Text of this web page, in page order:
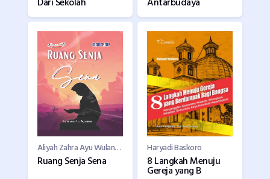
Aliyah Zahra Ayu Wulandari
Ruang Senja Sena
Haryadi Baskoro
8 Langkah Menuju
Gereja yang B